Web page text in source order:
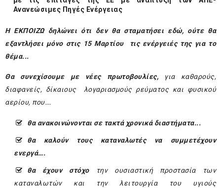
Ανανεώσιμες Πηγές Ενέργειας
Η ΕΚΠΟΙΖΩ δηλώνει ότι δεν θα σταματήσει εδώ, ούτε θα
εξαντλήσει μόνο στις 15 Μαρτίου τις ενέργειές της για το
θέμα...
Θα συνεχίσουμε με νέες πρωτοβουλίες,
για καθαρούς,
διαφανείς, δίκαιους λογαριασμούς ρεύματος και φυσικού
αερίου, που….
θα ανακοινώνονται σε τακτά χρονικά διαστήματα...
θα καλούν τους καταναλωτές να συμμετέχουν
ενεργά….
θα έχουν στόχο
την ουσιαστική προστασία των
καταναλωτών και την λειτουργία του υγιούς